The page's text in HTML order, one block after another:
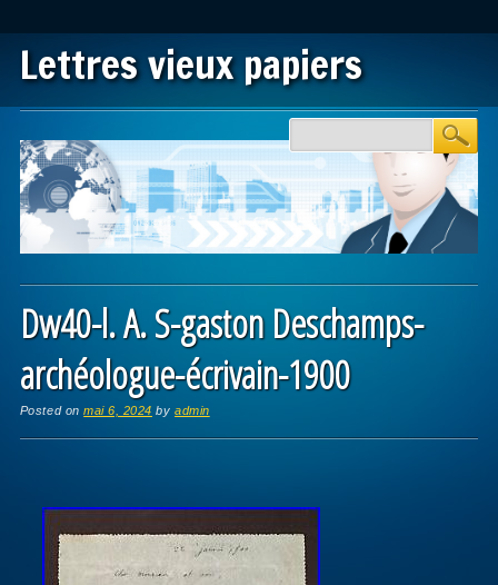
Lettres vieux papiers
Main menu
Dw40-l. A. S-gaston Deschamps-
archéologue-écrivain-1900
Posted onmai 6, 2024 byadmin